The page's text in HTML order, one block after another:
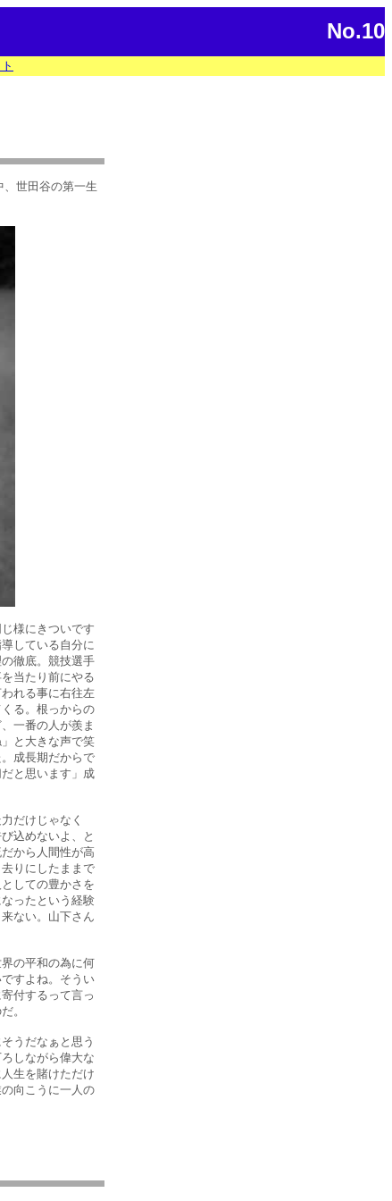
No.10
世田谷の第一生
様にきついです
している自分に
徹底。競技選手
当たり前にやる
れる事に右往左
る。根っからの
一番の人が羨ま
と大きな声で笑
成長期だからで
と思います」成
だけじゃなく
込めないよ、と
から人間性が高
りにしたままで
しての豊かさを
ったという経験
ない。山下さん
の平和の為に何
すよね。そうい
付するって言っ
。
うだなぁと思う
しながら偉大な
生を賭けただけ
向こうに一人の